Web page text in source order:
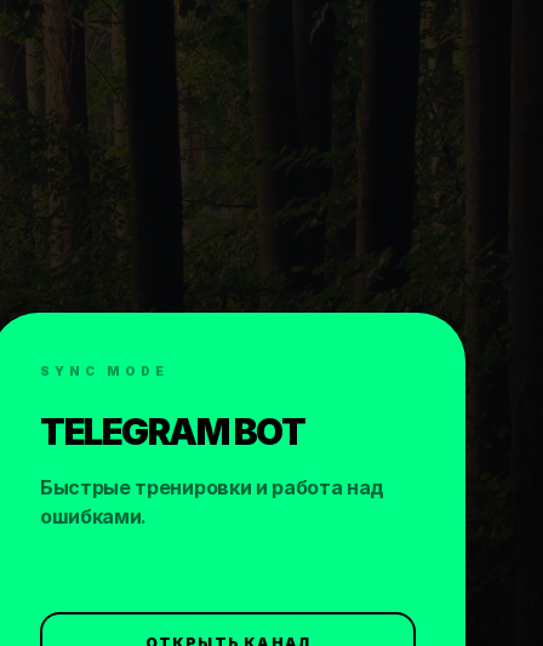
SYNC MODE
TELEGRAM BOT
Быстрые тренировки и работа над
ошибками.
ОТКРЫТЬ КАНАЛ